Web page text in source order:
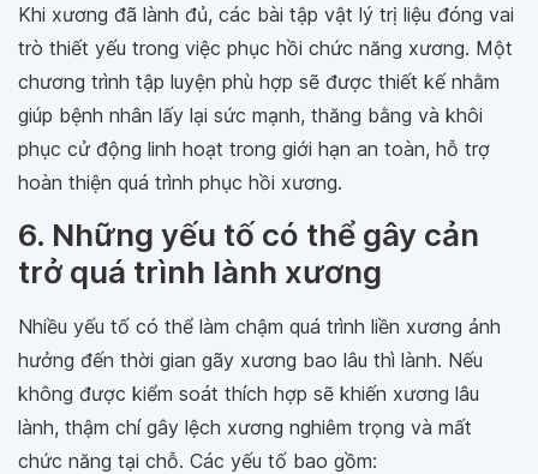
Khi xương đã lành đủ, các bài tập vật lý trị liệu đóng vai
trò thiết yếu trong việc phục hồi chức năng xương. Một
chương trình tập luyện phù hợp sẽ được thiết kế nhằm
giúp bệnh nhân lấy lại sức mạnh, thăng bằng và khôi
phục cử động linh hoạt trong giới hạn an toàn, hỗ trợ
hoàn thiện quá trình phục hồi xương.
6. Những yếu tố có thể gây cản
trở quá trình lành xương
Nhiều yếu tố có thể làm chậm quá trình liền xương ảnh
hưởng đến thời gian gãy xương bao lâu thì lành. Nếu
không được kiểm soát thích hợp sẽ khiến xương lâu
lành, thậm chí gây lệch xương nghiêm trọng và mất
chức năng tại chỗ. Các yếu tố bao gồm: